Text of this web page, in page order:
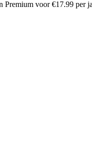
voor €17.99 per